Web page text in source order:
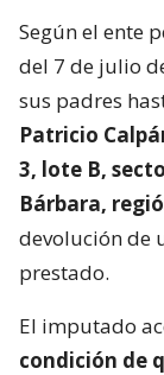
Según el ente
del 7 de julio
sus padres
Patricio
3, lote B,
Bárbara,
devolución de
prestado.
El imputado
condición de